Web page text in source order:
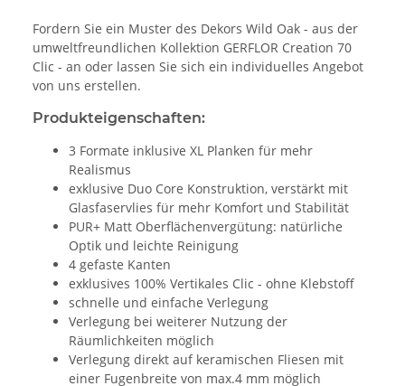
Fordern Sie ein Muster des Dekors Wild Oak - aus der
umweltfreundlichen Kollektion GERFLOR Creation 70
Clic - an oder lassen Sie sich ein individuelles Angebot
von uns erstellen.
Produkteigenschaften:
3 Formate inklusive XL Planken für mehr
Realismus
exklusive Duo Core Konstruktion, verstärkt mit
Glasfaservlies für mehr Komfort und Stabilität
PUR+ Matt Oberflächenvergütung: natürliche
Optik und leichte Reinigung
4 gefaste Kanten
exklusives 100% Vertikales Clic - ohne Klebstoff
schnelle und einfache Verlegung
Verlegung bei weiterer Nutzung der
Räumlichkeiten möglich
Verlegung direkt auf keramischen Fliesen mit
einer Fugenbreite von max.4 mm möglich